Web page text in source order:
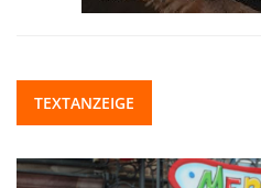
TEXTANZEIGE